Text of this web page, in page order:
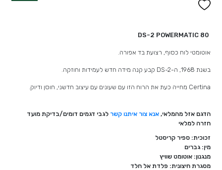
DS-2 POWERMATIC 80
אוטומטי לוח כסוף, רצועת בד אפורה.
בשנת 1968, ה-DS-2 קבע קנה מידה חדש לעמידות וחוזקה.
Certina מחייה כעת את הרוח הזו עם שעונים עם עיצוב חדשני, חוסן ודיוק.
הדגם אזל מהמלאי,אנא צור איתנו קשר לגבי דגמים דומים/בדיקת מועד
חזרה למלאי
זכוכית: ספיר קריסטל
מין: גברים
מנגנון: אוטומט שוויץ
מסגרת חיצונית: פלדת אל חלד